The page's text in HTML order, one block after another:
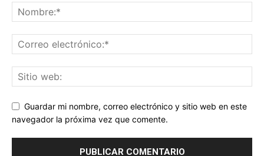
Guardar mi nombre, correo electrónico y sitio web en este
navegador la próxima vez que comente.